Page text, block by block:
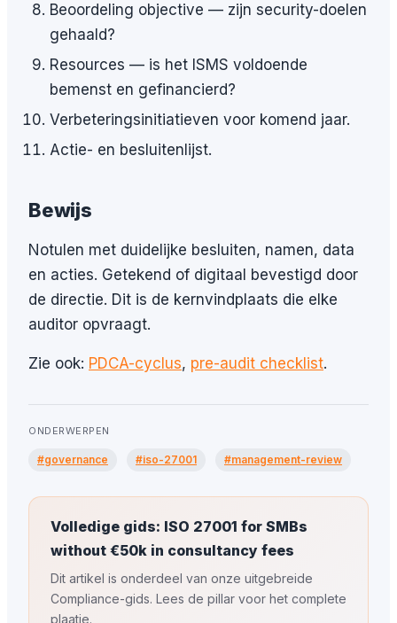
Beoordeling objective — zijn security-doelen
gehaald?
Resources — is het ISMS voldoende
bemenst en gefinancierd?
Verbeteringsinitiatieven voor komend jaar.
Actie- en besluitenlijst.
Bewijs
Notulen met duidelijke besluiten, namen, data
en acties. Getekend of digitaal bevestigd door
de directie. Dit is de kernvindplaats die elke
auditor opvraagt.
Zie ook: PDCA-cyclus, pre-audit checklist.
ONDERWERPEN
#governance #iso-27001 #management-review
Volledige gids: ISO 27001 for SMBs
without €50k in consultancy fees
Dit artikel is onderdeel van onze uitgebreide
Compliance-gids. Lees de pillar voor het complete
plaatje.